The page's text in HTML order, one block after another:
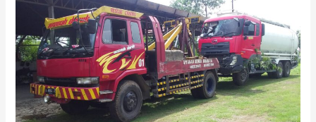
Lumajang
08123220879